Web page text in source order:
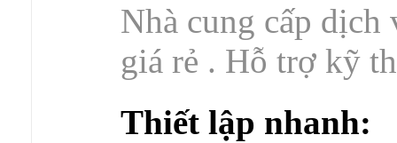
Nhà cung cấp
giá rẻ . Hỗ trợ kỹ
Thiết lập nhanh: